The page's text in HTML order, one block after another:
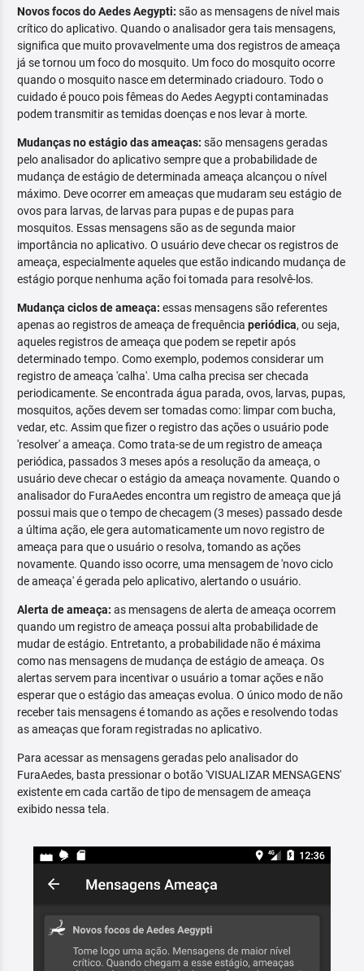
Novos focos do Aedes Aegypti: são as mensagens de nível mais
crítico do aplicativo. Quando o analisador gera tais mensagens,
significa que muito provavelmente uma dos registros de ameaça
já se tornou um foco do mosquito. Um foco do mosquito ocorre
quando o mosquito nasce em determinado criadouro. Todo o
cuidado é pouco pois fêmeas do Aedes Aegypti contaminadas
podem transmitir as temidas doenças e nos levar à morte.
Mudanças no estágio das ameaças: são mensagens geradas
pelo analisador do aplicativo sempre que a probabilidade de
mudança de estágio de determinada ameaça alcançou o nível
máximo. Deve ocorrer em ameaças que mudaram seu estágio de
ovos para larvas, de larvas para pupas e de pupas para
mosquitos. Essas mensagens são as de segunda maior
importância no aplicativo. O usuário deve checar os registros de
ameaça, especialmente aqueles que estão indicando mudança de
estágio porque nenhuma ação foi tomada para resolvê-los.
Mudança ciclos de ameaça: essas mensagens são referentes
apenas ao registros de ameaça de frequência periódica, ou seja,
aqueles registros de ameaça que podem se repetir após
determinado tempo. Como exemplo, podemos considerar um
registro de ameaça 'calha'. Uma calha precisa ser checada
periodicamente. Se encontrada água parada, ovos, larvas, pupas,
mosquitos, ações devem ser tomadas como: limpar com bucha,
vedar, etc. Assim que fizer o registro das ações o usuário pode
'resolver' a ameaça. Como trata-se de um registro de ameaça
periódica, passados 3 meses após a resolução da ameaça, o
usuário deve checar o estágio da ameaça novamente. Quando o
analisador do FuraAedes encontra um registro de ameaça que já
possui mais que o tempo de checagem (3 meses) passado desde
a última ação, ele gera automaticamente um novo registro de
ameaça para que o usuário o resolva, tomando as ações
novamente. Quando isso ocorre, uma mensagem de 'novo ciclo
de ameaça' é gerada pelo aplicativo, alertando o usuário.
Alerta de ameaça: as mensagens de alerta de ameaça ocorrem
quando um registro de ameaça possui alta probabilidade de
mudar de estágio. Entretanto, a probabilidade não é máxima
como nas mensagens de mudança de estágio de ameaça. Os
alertas servem para incentivar o usuário a tomar ações e não
esperar que o estágio das ameaças evolua. O único modo de não
receber tais mensagens é tomando as ações e resolvendo todas
as ameaças que foram registradas no aplicativo.
Para acessar as mensagens geradas pelo analisador do
FuraAedes, basta pressionar o botão 'VISUALIZAR MENSAGENS'
existente em cada cartão de tipo de mensagem de ameaça
exibido nessa tela.